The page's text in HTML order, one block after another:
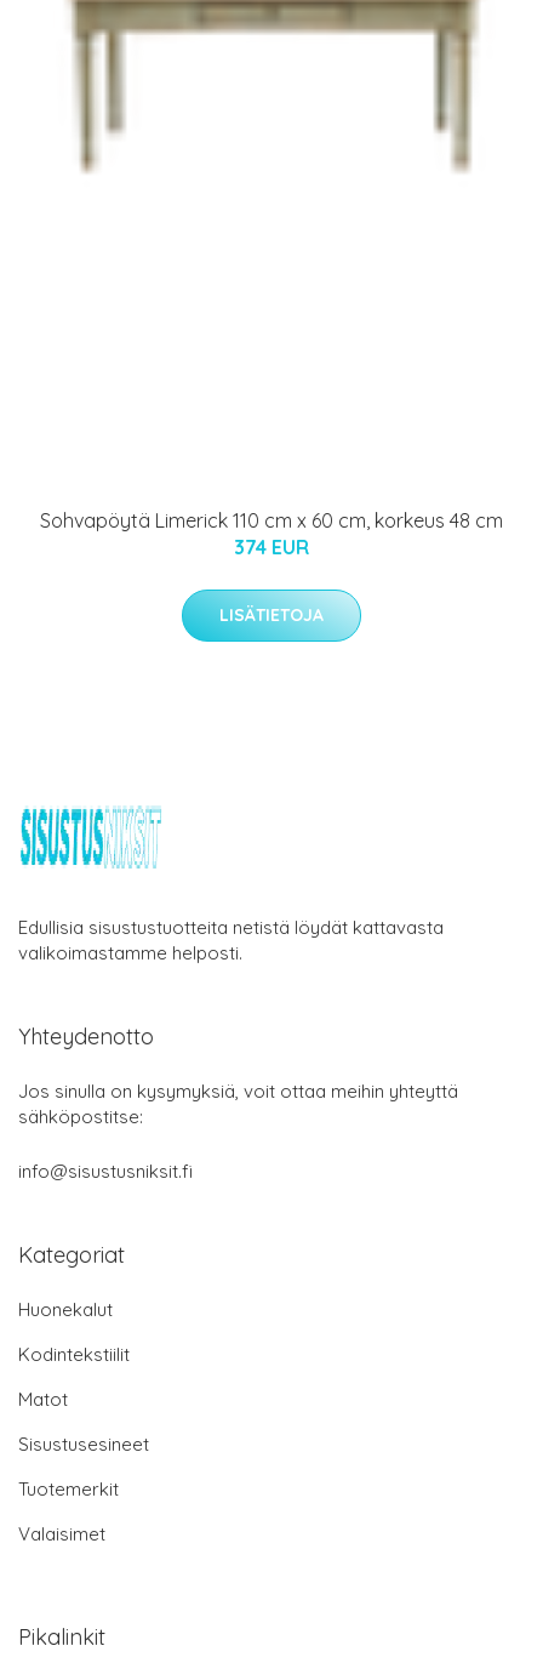
Sohvapöytä Limerick 110 cm x 60 cm, korkeus 48 cm
374 EUR
LISÄTIETOJA
Edullisia sisustustuotteita netistä löydät kattavasta
valikoimastamme helposti.
Yhteydenotto
Jos sinulla on kysymyksiä, voit ottaa meihin yhteyttä
sähköpostitse:
info@sisustusniksit.fi
Kategoriat
Huonekalut
Kodintekstiilit
Matot
Sisustusesineet
Tuotemerkit
Valaisimet
Pikalinkit